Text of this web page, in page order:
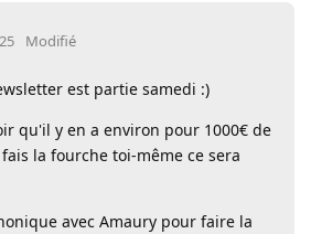
Modifié
est partie samedi :)
qu'il y en a environ pour 1000€ de
la fourche toi-même ce sera
avec Amaury pour faire la